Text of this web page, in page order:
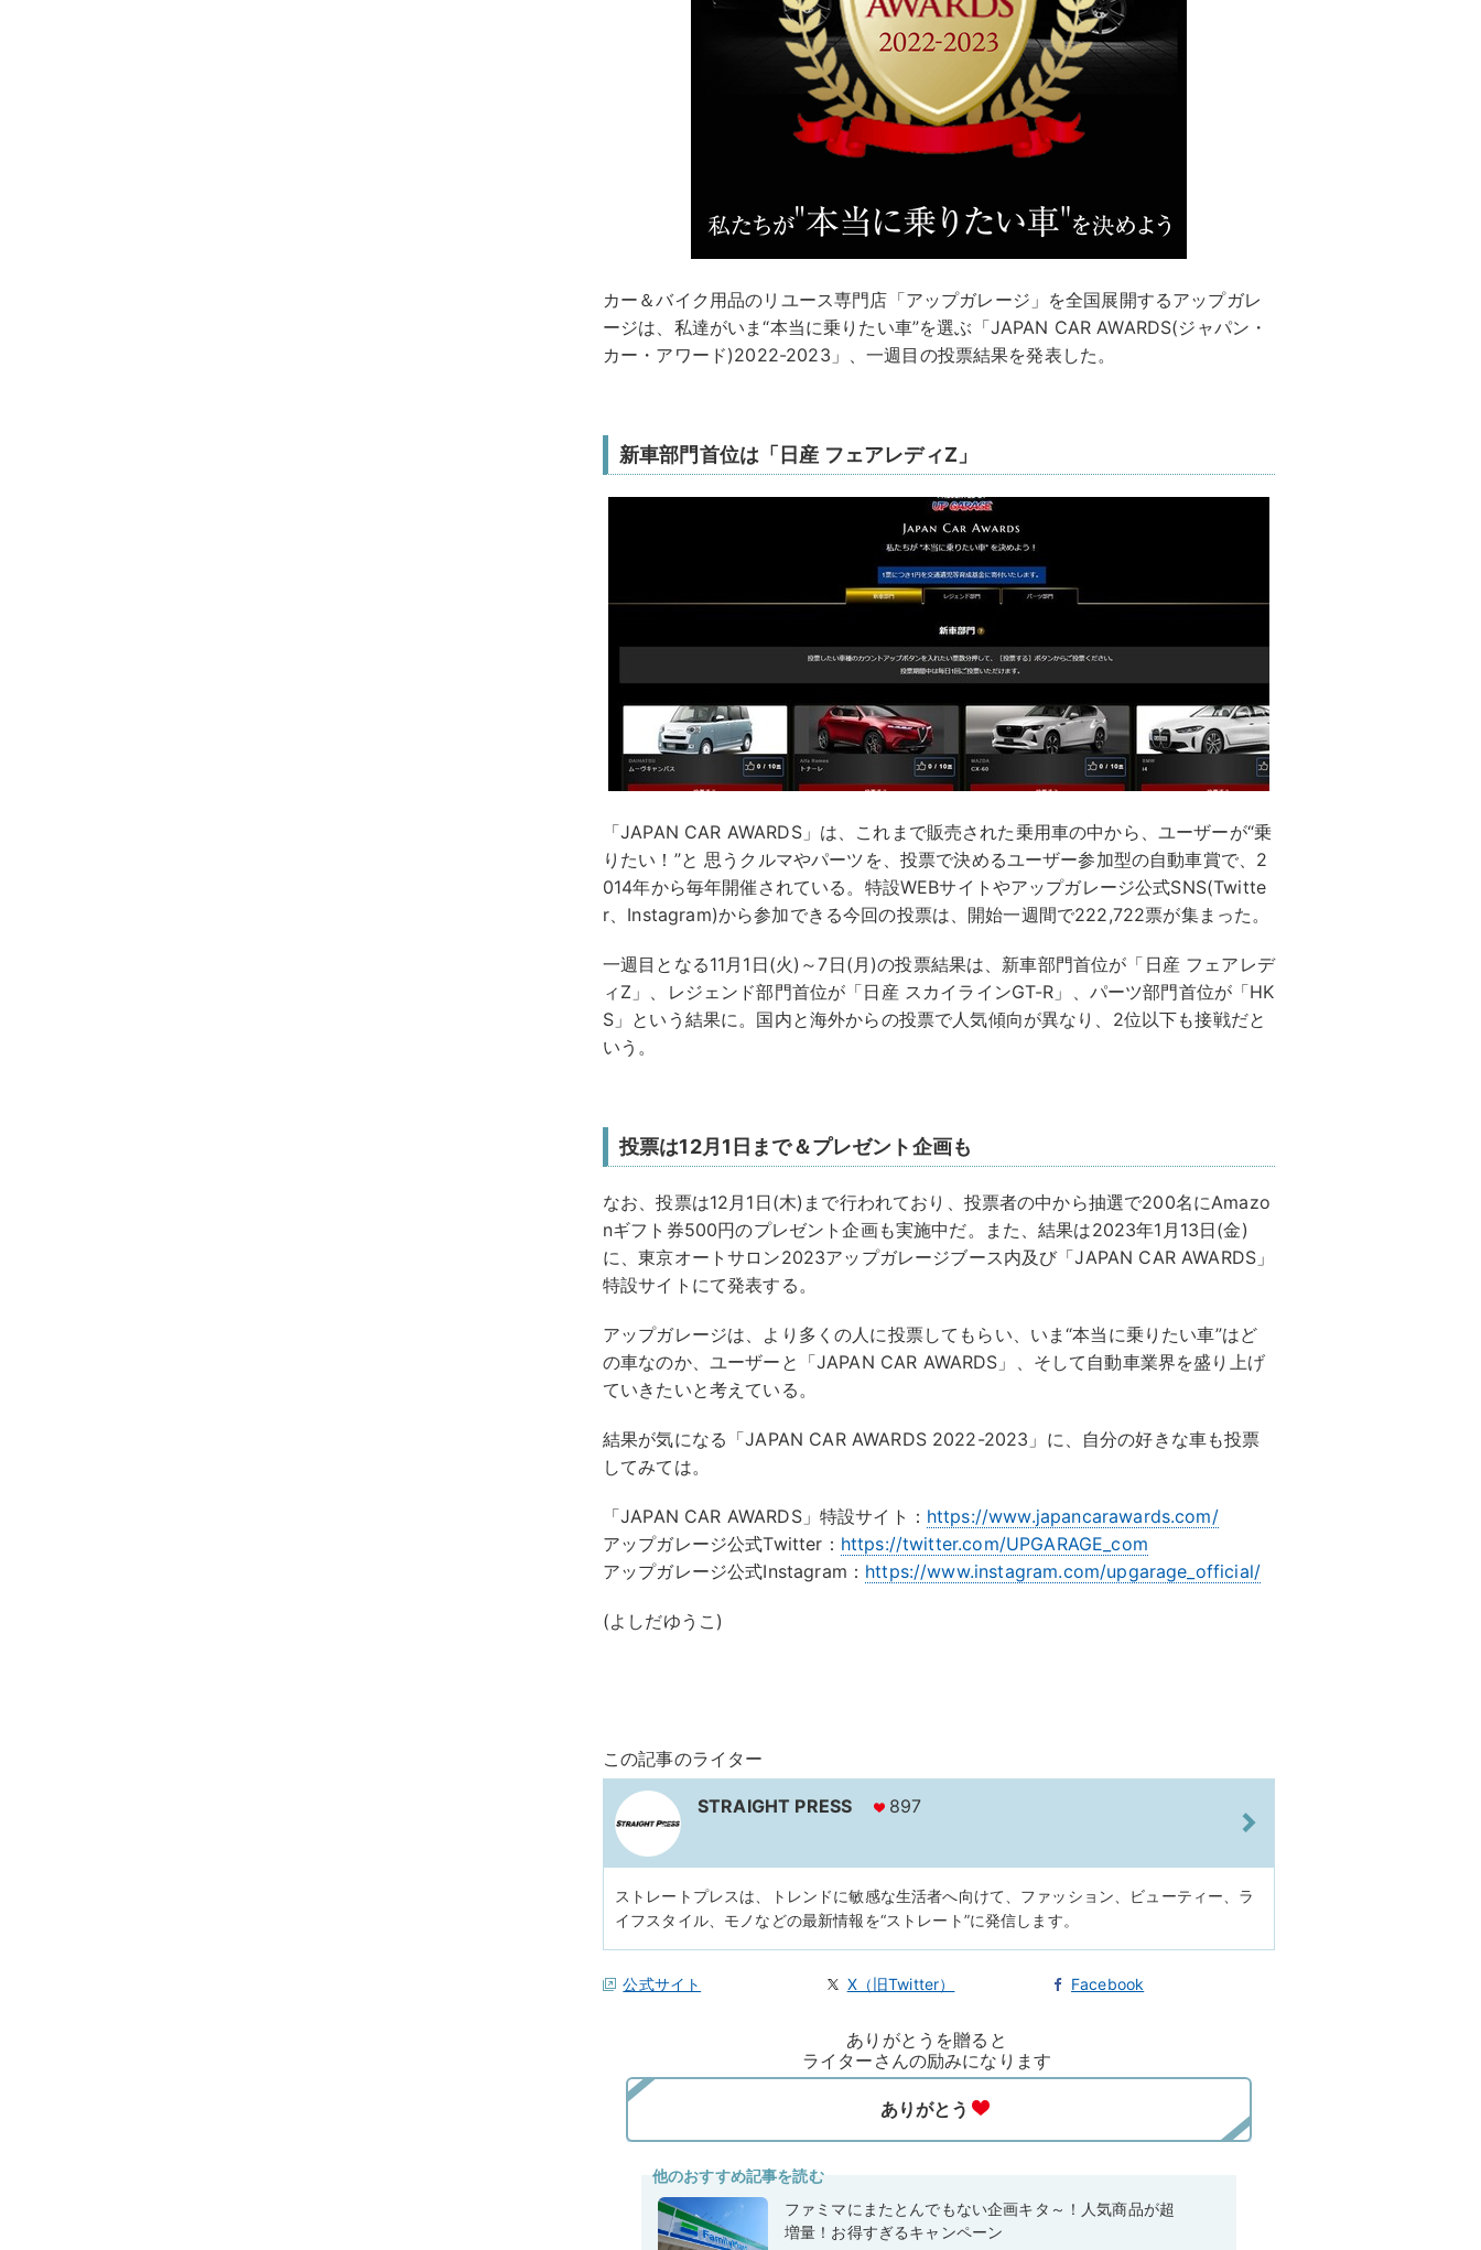
カー＆バイク用品のリユース専門店「アップガレージ」を全国展開するアップガレ
ージは、私達がいま“本当に乗りたい車”を選ぶ「JAPAN CAR AWARDS(ジャパン・
カー・アワード)2022-2023」、一週目の投票結果を発表した。
新車部門首位は「日産 フェアレディZ」
「JAPAN CAR AWARDS」は、これまで販売された乗用車の中から、ユーザーが“乗
りたい！”と 思うクルマやパーツを、投票で決めるユーザー参加型の自動車賞で、2
014年から毎年開催されている。特設WEBサイトやアップガレージ公式SNS(Twitte
r、Instagram)から参加できる今回の投票は、開始一週間で222,722票が集まった。
一週目となる11月1日(火)～7日(月)の投票結果は、新車部門首位が「日産 フェアレデ
ィZ」、レジェンド部門首位が「日産 スカイラインGT-R」、パーツ部門首位が「HK
S」という結果に。国内と海外からの投票で人気傾向が異なり、2位以下も接戦だと
いう。
投票は12月1日まで＆プレゼント企画も
なお、投票は12月1日(木)まで行われており、投票者の中から抽選で200名にAmazo
nギフト券500円のプレゼント企画も実施中だ。また、結果は2023年1月13日(金)
に、東京オートサロン2023アップガレージブース内及び「JAPAN CAR AWARDS」
特設サイトにて発表する。
アップガレージは、より多くの人に投票してもらい、いま“本当に乗りたい車”はど
の車なのか、ユーザーと「JAPAN CAR AWARDS」、そして自動車業界を盛り上げ
ていきたいと考えている。
結果が気になる「​JAPAN CAR AWARDS 2022-2023」に、自分の好きな車も投票
してみては。
「JAPAN CAR AWARDS」特設サイト： https://www.japancarawards.com/
アップガレージ公式Twitter： https://twitter.com/UPGARAGE_com
アップガレージ公式Instagram： https://www.instagram.com/upgarage_official/
(よしだゆうこ)
この記事のライター
STRAIGHT PRESS 897
ストレートプレスは、トレンドに敏感な生活者へ向けて、ファッション、ビューティー、ラ
イフスタイル、モノなどの最新情報を“ストレート”に発信します。
公式サイト X（旧Twitter） Facebook
ありがとうを贈ると
ライターさんの励みになります
他のおすすめ記事を読む
ファミマにまたとんでもない企画キタ～！人気商品が超
増量！お得すぎるキャンペーン